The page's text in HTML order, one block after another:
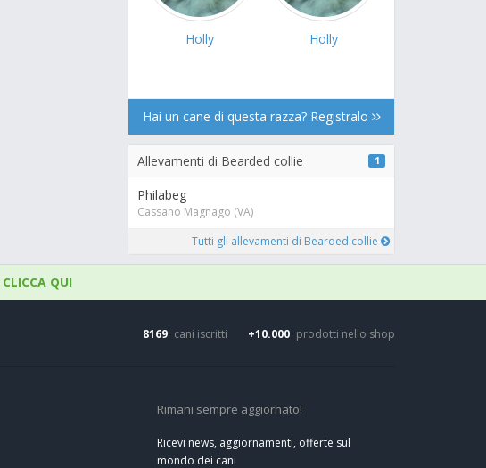
Holly Holly
Hai un cane di questa razza? Registralo
Allevamenti di Bearded collie 1
Philabeg
Cassano Magnago (VA)
Tutti gli allevamenti di Bearded collie
CLICCA QUI
8169 cani iscritti +10.000 prodotti nello shop
Rimani sempre aggiornato!
Ricevi news, aggiornamenti, offerte sul
mondo dei cani